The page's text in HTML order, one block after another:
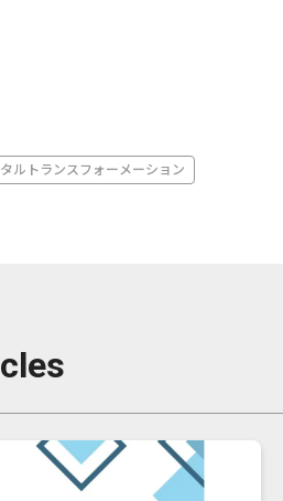
ルトランスフォーメーション